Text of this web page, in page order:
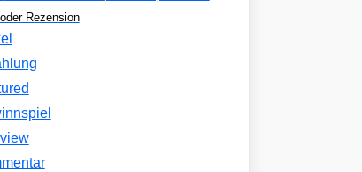
Rezension